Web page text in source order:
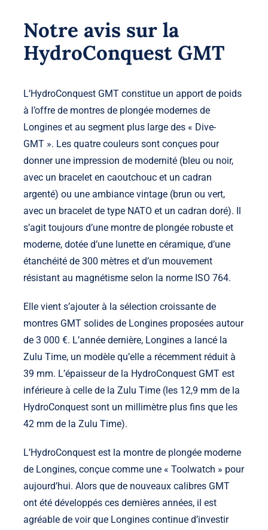
Notre avis sur la
HydroConquest GMT
L’HydroConquest GMT constitue un apport de poids
à l’offre de montres de plongée modernes de
Longines et au segment plus large des « Dive-
GMT ». Les quatre couleurs sont conçues pour
donner une impression de modernité (bleu ou noir,
avec un bracelet en caoutchouc et un cadran
argenté) ou une ambiance vintage (brun ou vert,
avec un bracelet de type NATO et un cadran doré). Il
s’agit toujours d’une montre de plongée robuste et
moderne, dotée d’une lunette en céramique, d’une
étanchéité de 300 mètres et d’un mouvement
résistant au magnétisme selon la norme ISO 764.
Elle vient s’ajouter à la sélection croissante de
montres GMT solides de Longines proposées autour
de 3 000 €. L’année dernière, Longines a lancé la
Zulu Time, un modèle qu’elle a récemment réduit à
39 mm. L’épaisseur de la HydroConquest GMT est
inférieure à celle de la Zulu Time (les 12,9 mm de la
HydroConquest sont un millimètre plus fins que les
42 mm de la Zulu Time).
L’HydroConquest est la montre de plongée moderne
de Longines, conçue comme une « Toolwatch » pour
aujourd’hui. Alors que de nouveaux calibres GMT
ont été développés ces dernières années, il est
agréable de voir que Longines continue d’investir